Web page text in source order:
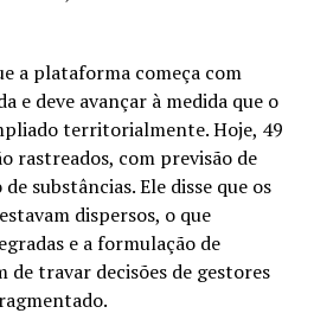
a plataforma começa com
e deve avançar à medida que o
territorialmente. Hoje, 49
rastreados, com previsão de
substâncias. Ele disse que os
dispersos, o que
e a formulação de
travar decisões de gestores